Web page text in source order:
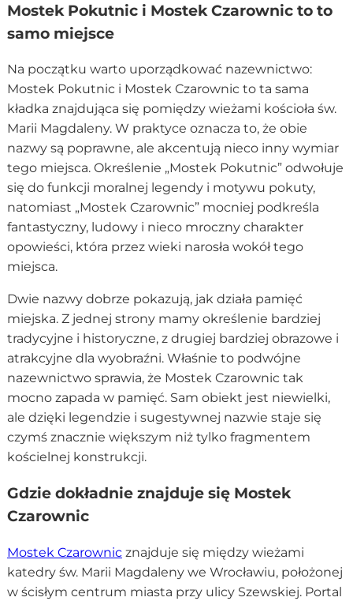
Mostek Pokutnic i Mostek Czarownic to to
samo miejsce
Na początku warto uporządkować nazewnictwo:
Mostek Pokutnic i Mostek Czarownic to ta sama
kładka znajdująca się pomiędzy wieżami kościoła św.
Marii Magdaleny. W praktyce oznacza to, że obie
nazwy są poprawne, ale akcentują nieco inny wymiar
tego miejsca. Określenie „Mostek Pokutnic” odwołuje
się do funkcji moralnej legendy i motywu pokuty,
natomiast „Mostek Czarownic” mocniej podkreśla
fantastyczny, ludowy i nieco mroczny charakter
opowieści, która przez wieki narosła wokół tego
miejsca.
Dwie nazwy dobrze pokazują, jak działa pamięć
miejska. Z jednej strony mamy określenie bardziej
tradycyjne i historyczne, z drugiej bardziej obrazowe i
atrakcyjne dla wyobraźni. Właśnie to podwójne
nazewnictwo sprawia, że Mostek Czarownic tak
mocno zapada w pamięć. Sam obiekt jest niewielki,
ale dzięki legendzie i sugestywnej nazwie staje się
czymś znacznie większym niż tylko fragmentem
kościelnej konstrukcji.
Gdzie dokładnie znajduje się Mostek
Czarownic
Mostek Czarownicznajduje się między wieżami
katedry św. Marii Magdaleny we Wrocławiu, położonej
w ścisłym centrum miasta przy ulicy Szewskiej. Portal